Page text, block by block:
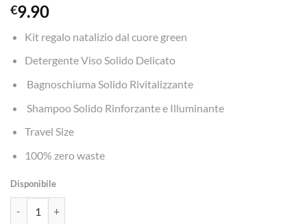
€9.90
Kit regalo natalizio dal cuore green
Detergente Viso Solido Delicato
Bagnoschiuma Solido Rivitalizzante
Shampoo Solido Rinforzante e Illuminante
Travel Size
100% zero waste
Disponibile